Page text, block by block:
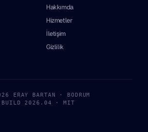
Hakkımda
Hizmetler
İletişim
Gizlilik
ERAY BARTAN · BODRUM
BUILD 2026.04 · MIT